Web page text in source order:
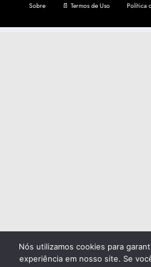
Sobre
📄 Termos de Uso Política
Nós utilizamos cookies para
experiência em nosso site. Se